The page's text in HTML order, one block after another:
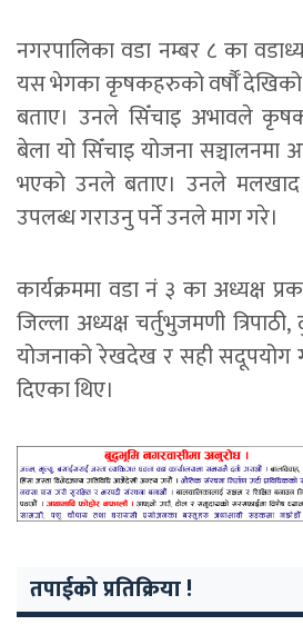
नगरपालिका वडा नम्बर ८ का
यस भेगका कृषकहरुको वर्षौँ
बताए। उनले सिँचाइ अभावले
बेला यो सिँचाइ योजना
भएको उनले बताए। उनले
उपलब्ध गराउनु पर्ने उनले माग गरे।
कार्यक्रममा वडा नं ३ का अध्यक्ष
जिल्ला अध्यक्ष चर्तुभुजमणी
योजनाको रेखदेख र सही सदूपयोग
दिएका थिए।
तपाईको प्रतिक्रिया !